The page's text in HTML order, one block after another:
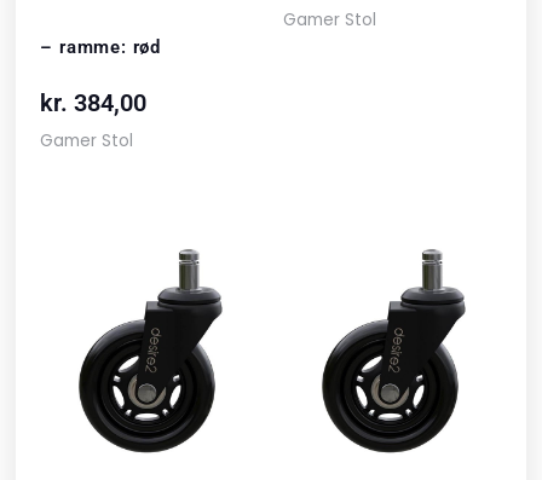
– ramme: rød
kr. 384,00
Gamer Stol
Gamer Stol